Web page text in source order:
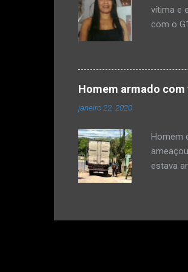
vítima e
com o
disse
carta e
de um
Homem armado
janeiro 22, 2020
Homem
estava
Civil, o
facão